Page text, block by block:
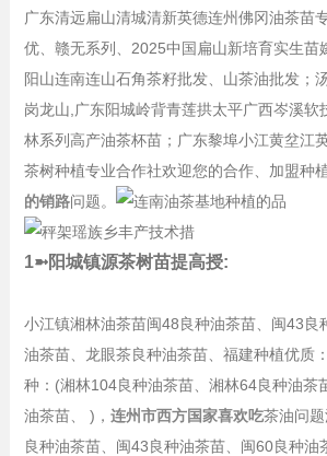
广东清远扁山清城清新英德连州佛冈油茶苗
优、赣无系列、2025中国扁山新培育实生苗
阳山连南连山石角茶籽批发、山茶油批发；
岗龙山,广东阳城岭背青莲拱太平广西岑溪软
林系列高产油茶杯苗；广东黎埠小江黄坌江
茶树种植专业合作社欢迎您的合作、加盟种
的销路问题。
1➼阳城镇源茶树苗提高授:
小江镇湘林油茶苗闽48良种油茶苗、闽43良
油茶苗、龙眼茶良种油茶苗、福建种植优质
种：(湘林104良种油茶苗、湘林64良种油茶
油茶苗、 )， 连州市西方国家喜欢吃茶油问
良种油茶苗、闽43良种油茶苗、闽60良种油